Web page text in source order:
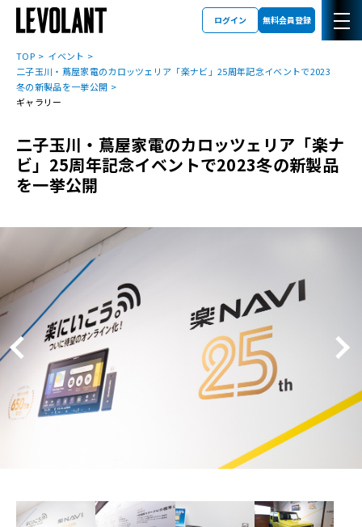
ログイン 無料会員登録
TOP
イベント
二子玉川・蔦屋家電のカロッツェリア「楽ナビ」25周年記念イベントで2023
冬の新製品を一挙公開
ギャラリー
二子玉川・蔦屋家電のカロッツェリア「楽ナ
ビ」25周年記念イベントで2023冬の新製品
を一挙公開